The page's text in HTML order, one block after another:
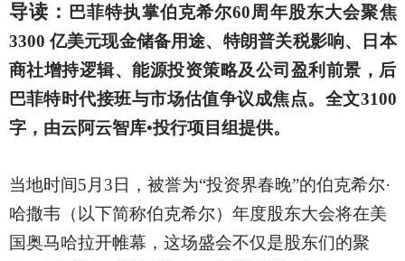
导读： 巴菲特执掌伯克希尔60周年股东大会聚焦
3300 亿美元现金储备用途、特朗普关税影响、日本
商社增持逻辑、能源投资策略及公司盈利前景，后
巴菲特时代接班与市场估值争议成焦点。全文3100
字，由云阿云智库•投行项目组提供。
当地时间5月3日，被誉为“投资界春晚”的伯克希尔·
哈撒韦（以下简称伯克希尔）年度股东大会将在美
国奥马哈拉开帷幕，这场盛会不仅是股东们的聚